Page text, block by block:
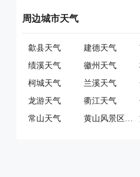
周边城市天气
歙县天气 建德天气
绩溪天气
徽州天气
柯城天气
兰溪天气
龙游天气
衢江天气
常山天气
黄山风景区天气